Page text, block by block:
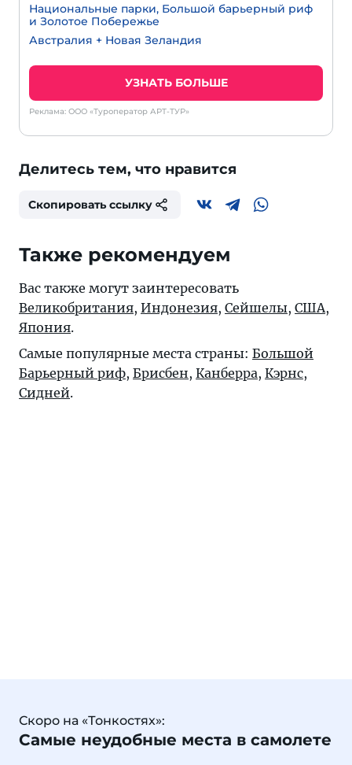
Национальные парки, Большой барьерный риф
и Золотое Побережье
Австралия + Новая Зеландия
УЗНАТЬ БОЛЬШЕ
Реклама: ООО «Туроператор АРТ-ТУР»
Делитесь тем, что нравится
Скопировать ссылку
Также рекомендуем
Вас также могут заинтересовать
Великобритания, Индонезия, Сейшелы, США,
Япония.
Самые популярные места страны: Большой
Барьерный риф, Брисбен, Канберра, Кэрнс,
Сидней.
Скоро на «Тонкостях»:
Самые неудобные места в самолете